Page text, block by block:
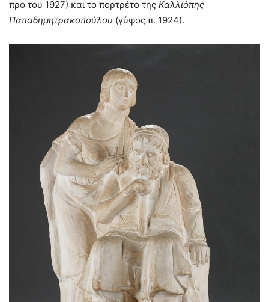
προ του 1927) και το πορτρέτο της Καλλιόπης
Παπαδημητρακοπούλου (γύψος π. 1924).